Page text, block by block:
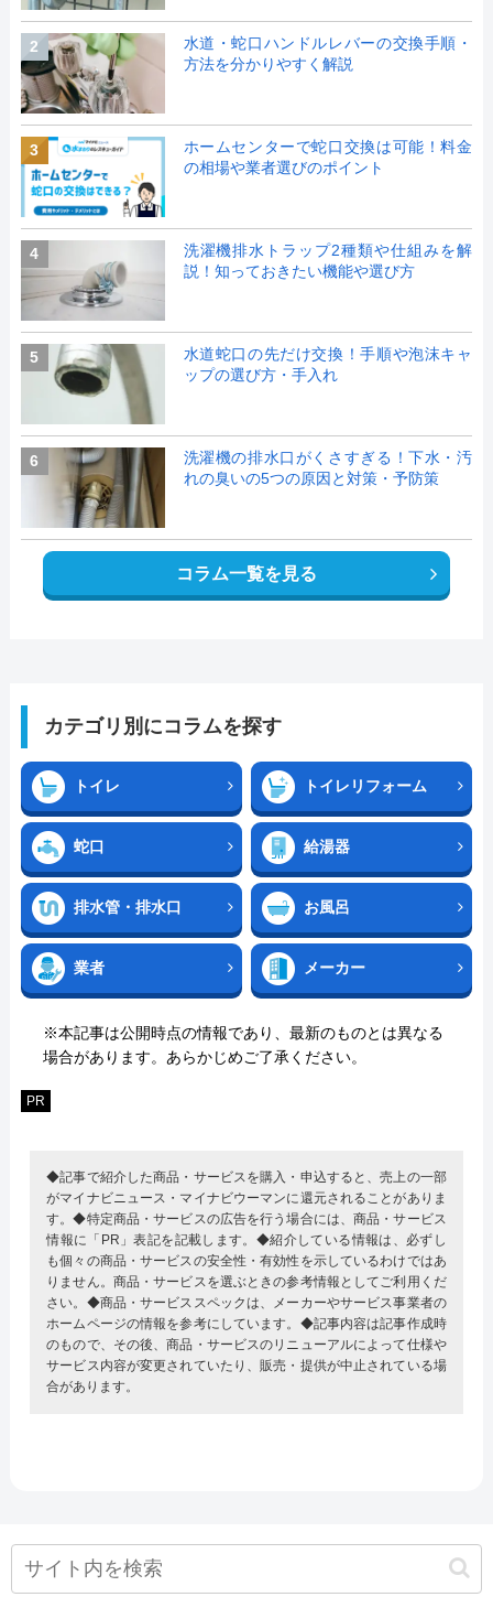
2
水道・蛇口ハンドルレバーの交換手順・
方法を分かりやすく解説
3
ホームセンターで蛇口交換は可能！料金
の相場や業者選びのポイント
4
洗濯機排水トラップ2種類や仕組みを解
説！知っておきたい機能や選び方
5
水道蛇口の先だけ交換！手順や泡沫キャ
ップの選び方・手入れ
6
洗濯機の排水口がくさすぎる！下水・汚
れの臭いの5つの原因と対策・予防策
コラム一覧を見る
カテゴリ別にコラムを探す
トイレ トイレリフォーム
蛇口 給湯器
排水管・排水口 お風呂
業者 メーカー
※本記事は公開時点の情報であり、最新のものとは異なる
場合があります。あらかじめご了承ください。
PR
◆記事で紹介した商品・サービスを購入・申込すると、売上の一部
がマイナビニュース・マイナビウーマンに還元されることがありま
す。◆特定商品・サービスの広告を行う場合には、商品・サービス
情報に「PR」表記を記載します。◆紹介している情報は、必ずし
も個々の商品・サービスの安全性・有効性を示しているわけではあ
りません。商品・サービスを選ぶときの参考情報としてご利用くだ
さい。◆商品・サービススペックは、メーカーやサービス事業者の
ホームページの情報を参考にしています。◆記事内容は記事作成時
のもので、その後、商品・サービスのリニューアルによって仕様や
サービス内容が変更されていたり、販売・提供が中止されている場
合があります。